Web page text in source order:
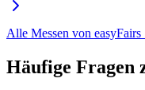
Alle Messen von
Häufige